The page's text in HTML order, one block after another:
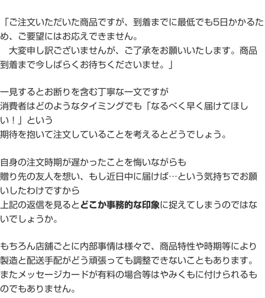
「ご注文いただいた商品ですが、到着までに最低でも5日かかるた
め、ご要望にはお応えできません。
大変申し訳ございませんが、ご了承をお願いいたします。商品
到着まで今しばらくお待ちくださいませ。」
一見するとお断りを含む丁寧な一文ですが
消費者はどのようなタイミングでも「なるべく早く届けてほし
い！」という
期待を抱いて注文していることを考えるとどうでしょう。
自身の注文時期が遅かったことを悔いながらも
贈り先の友人を想い、もし近日中に届けば…という気持ちでお願
いしたわけですから
上記の返信を見ると どこか事務的な印象に捉えてしまうのではな
いでしょうか。
もちろん店舗ごとに内部事情は様々で、商品特性や時期等により
製造と配送手配がどう頑張っても調整できないこともあります。
またメッセージカードが有料の場合等はやみくもに付けられるも
のでもありません。